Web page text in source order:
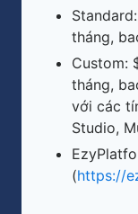
tháng,
Custom:
tháng,
với các
Studio,
(https://